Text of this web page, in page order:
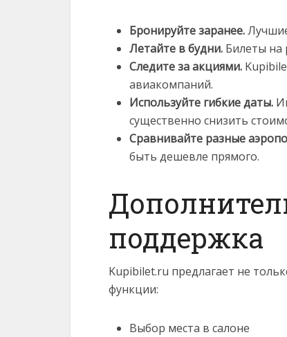
Бронируйте заранее.
Летайте в будни. Билеты на
Следите за акциями.
авиакомпаний.
Используйте гибкие даты.
существенно снизить
Сравнивайте разные
быть дешевле прямого.
поддержка
Kupibilet.ru предлагает не
функции:
Выбор места в салоне